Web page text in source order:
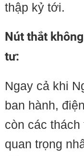
thập kỷ tới.
Nút thắt
tư:
Ngay cả khi
ban hành,
còn các
quan trọng